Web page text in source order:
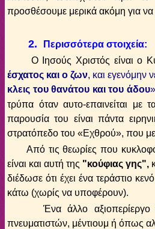
προσθέσουμε μερικά ακόμη για
2.
Περισσότερα στοιχεία:
Ο Ιησούς Χριστός είναι ο
έσχατος και ο ζων, και εγενόμην
κλεις του θανάτου και του άδου
τρύπα όταν αυτο-επαινείται με
παρουσία του είναι πάντα
στρατόπεδο του «Εχθρού», που
Από τις θεωρίες που
είναι και αυτή της "κούφιας γης",
διέδωσε ότι έχει ένα τεράστιο
κάτω (χωρίς να υποφέρουν).
Ένα άλλο αξιοπερίεργο
πνευματιστών, μέντιουμ ή όπως